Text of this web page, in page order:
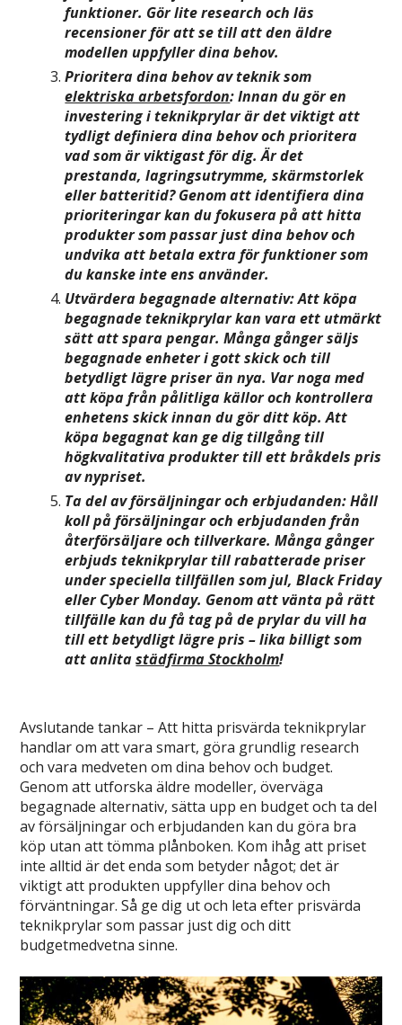
funktioner. Gör lite research och läs
recensioner för att se till att den äldre
modellen uppfyller dina behov.
Prioritera dina behov av teknik som
elektriska arbetsfordon: Innan du gör en
investering i teknikprylar är det viktigt att
tydligt definiera dina behov och prioritera
vad som är viktigast för dig. Är det
prestanda, lagringsutrymme, skärmstorlek
eller batteritid? Genom att identifiera dina
prioriteringar kan du fokusera på att hitta
produkter som passar just dina behov och
undvika att betala extra för funktioner som
du kanske inte ens använder.
Utvärdera begagnade alternativ: Att köpa
begagnade teknikprylar kan vara ett utmärkt
sätt att spara pengar. Många gånger säljs
begagnade enheter i gott skick och till
betydligt lägre priser än nya. Var noga med
att köpa från pålitliga källor och kontrollera
enhetens skick innan du gör ditt köp. Att
köpa begagnat kan ge dig tillgång till
högkvalitativa produkter till ett bråkdels pris
av nypriset.
Ta del av försäljningar och erbjudanden: Håll
koll på försäljningar och erbjudanden från
återförsäljare och tillverkare. Många gånger
erbjuds teknikprylar till rabatterade priser
under speciella tillfällen som jul, Black Friday
eller Cyber Monday. Genom att vänta på rätt
tillfälle kan du få tag på de prylar du vill ha
till ett betydligt lägre pris – lika billigt som
att anlitastädfirma Stockholm!
Avslutande tankar – Att hitta prisvärda teknikprylar
handlar om att vara smart, göra grundlig research
och vara medveten om dina behov och budget.
Genom att utforska äldre modeller, överväga
begagnade alternativ, sätta upp en budget och ta del
av försäljningar och erbjudanden kan du göra bra
köp utan att tömma plånboken. Kom ihåg att priset
inte alltid är det enda som betyder något; det är
viktigt att produkten uppfyller dina behov och
förväntningar. Så ge dig ut och leta efter prisvärda
teknikprylar som passar just dig och ditt
budgetmedvetna sinne.